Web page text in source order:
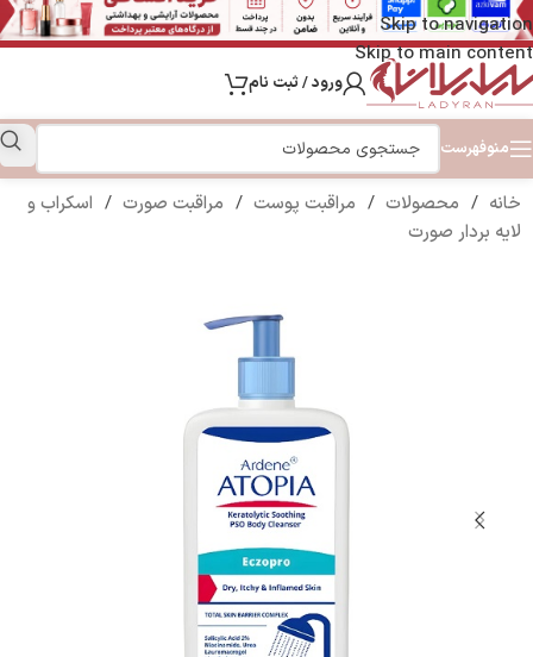
Skip to navigation
Skip to main content
ورود / ثبت نام
منوفهرست
خانه / محصولات / مراقبت پوست / مراقبت صورت / اسکراب و
لایه بردار صورت